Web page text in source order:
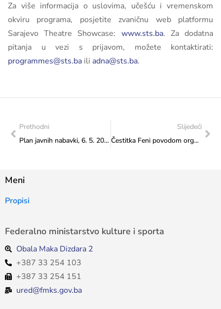
Za više informacija o uslovima, učešću i vremenskom
okviru programa, posjetite zvaničnu web platformu
Sarajevo Theatre Showcase: www.sts.ba. Za dodatna
pitanja u vezi s prijavom, možete kontaktirati:
programmes@sts.ba ili adna@sts.ba.
Prethodni
Plan javnih nabavki, 6. 5. 2026.
Slijedeći
Čestitka Feni povodom organizacije konferencije “Mediji i turizam”
Meni
Propisi
Federalno ministarstvo kulture i sporta
Obala Maka Dizdara 2
+387 33 254 103
+387 33 254 151
ured@fmks.gov.ba